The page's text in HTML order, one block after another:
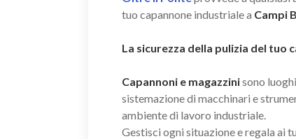
tuo capannone industriale a Campi
La sicurezza della pulizia del tuo
Capannoni e magazzinisono
sistemazione di macchinari e
ambiente di lavoro industriale.
Gestisci ogni situazione e regala ai